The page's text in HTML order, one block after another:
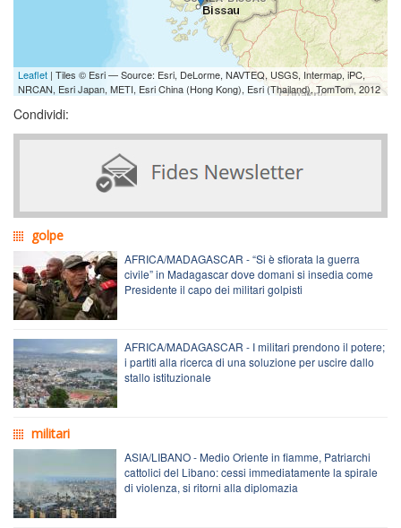
Leaflet | Tiles © Esri — Source: Esri, DeLorme, NAVTEQ, USGS, Intermap, iPC,
NRCAN, Esri Japan, METI, Esri China (Hong Kong), Esri (Thailand), TomTom, 2012
Condividi:
golpe
AFRICA/MADAGASCAR - “Si è sfiorata la guerra
civile” in Madagascar dove domani si insedia come
Presidente il capo dei militari golpisti
AFRICA/MADAGASCAR - I militari prendono il potere;
i partiti alla ricerca di una soluzione per uscire dallo
stallo istituzionale
militari
ASIA/LIBANO - Medio Oriente in fiamme, Patriarchi
cattolici del Libano: cessi immediatamente la spirale
di violenza, si ritorni alla diplomazia